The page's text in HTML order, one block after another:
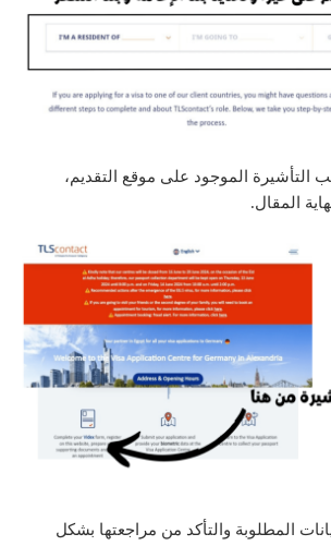
التأشيرة الموجود على موقع التقديم،
المقال.
المطلوبة والتأكد من مراجعتها بشكل